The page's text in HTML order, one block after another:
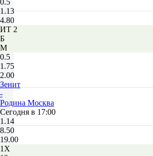
0.5
1.13
4.80
ИТ 2
Б
М
0.5
1.75
2.00
Зенит
-
Родина Москва
Сегодня в 17:00
1.14
8.50
19.00
1X